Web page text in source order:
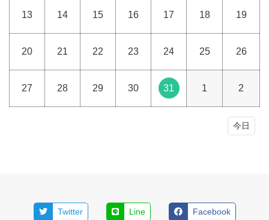
13 14 15 16 17 18 19
20 21 22 23 24 25 26
27 28 29 30 31 1 2
今日
Twitter Line Facebook